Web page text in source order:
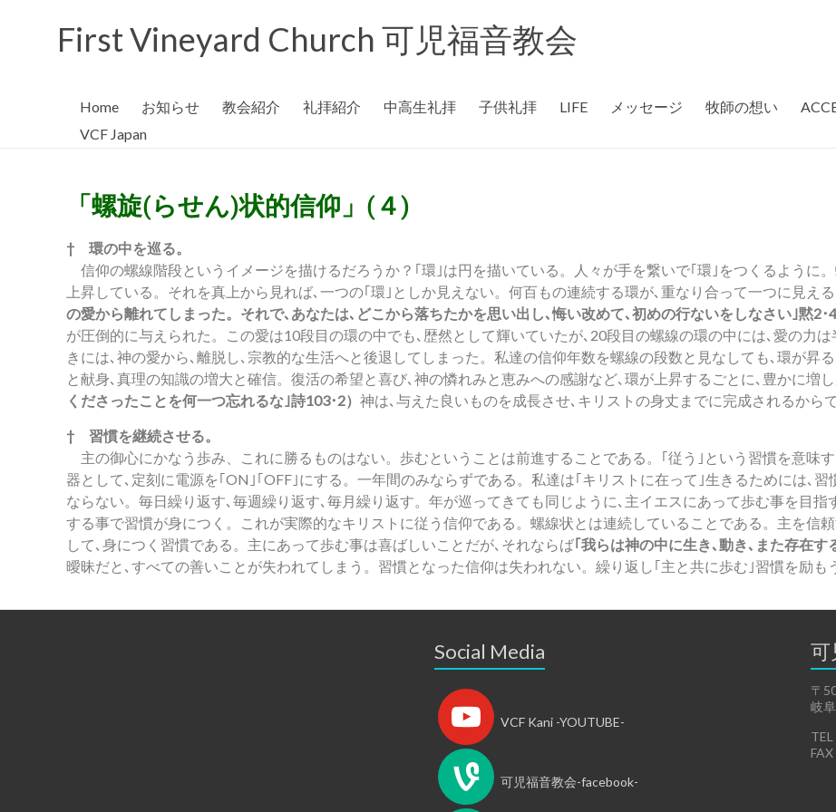
First Vineyard Church 可児福音教会
Home お知らせ 教会紹介 礼拝紹介 中高生礼拝 子供礼拝 LIFE メッセージ 牧師の想い
VCF Japan
「螺旋(らせん)状的信仰」(４)
† 環の中を巡る。
信仰の螺線階段というイメージを描けるだろうか？｢環｣は円を描いている。人々が手を繋いで｢環｣をつくるように
上昇している。それを真上から見れば､一つの｢環｣としか見えない。何百もの連続する環が､重なり合って一つに見える
の愛から離れてしまった。それで､あなたは､どこから落ちたかを思い出し､悔い改めて､初めの行ないをしなさい｣黙2･
が圧倒的に与えられた。この愛は10段目の環の中でも､歴然として輝いていたが､20段目の螺線の環の中には､愛の力
きには､神の愛から､離脱し､宗教的な生活へと後退してしまった。私達の信仰年数を螺線の段数と見なしても､環が昇
と献身､真理の知識の増大と確信。復活の希望と喜び､神の憐れみと恵みへの感謝など､環が上昇するごとに､豊かに増
くださったことを何一つ忘れるな｣詩103･2） 神は､与えた良いものを成長させ､キリストの身丈までに完成されるからで
† 習慣を継続させる。
主の御心にかなう歩み、これに勝るものはない。歩むということは前進することである。｢従う｣という習慣を意味
器として､定刻に電源を｢ON｣｢OFF｣にする。一年間のみならずである。私達は｢キリストに在って｣生きるためには､
ならない。毎日繰り返す､毎週繰り返す､毎月繰り返す。年が巡ってきても同じように､主イエスにあって歩む事を目
する事で習慣が身につく。これが実際的なキリストに従う信仰である。螺線状とは連続していることである。主を信
して､身につく習慣である。主にあって歩む事は喜ばしいことだが､それならば｢我らは神の中に生き､動き､また存在す
曖昧だと､すべての善いことが失われてしまう。習慣となった信仰は失われない。繰り返し｢主と共に歩む｣習慣を励も
Social Media
VCF Kani -YOUTUBE-
可児福音教会-facebook-
可
〒
岐